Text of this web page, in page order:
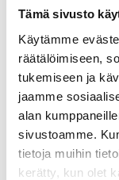
Tämä sivusto
Käytämme
räätälöimiseen,
tukemiseen ja
jaamme
alan
sivustoamme.
tietoja muihin
kerätty, kun olet
20.10.2021 09:05
avataan